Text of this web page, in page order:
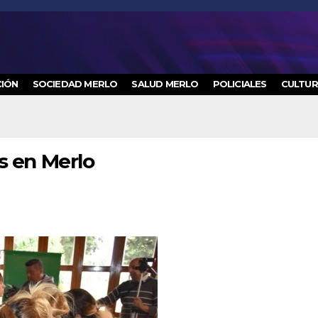
SOCIEDAD MERLO SALUD MERLO POLICIALES
en Merlo